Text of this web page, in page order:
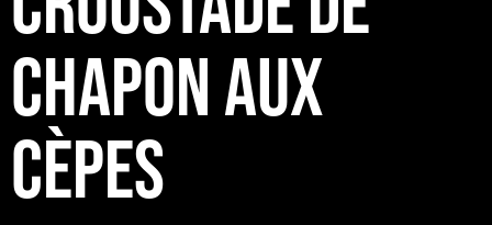
CHAPON AUX
CÈPES